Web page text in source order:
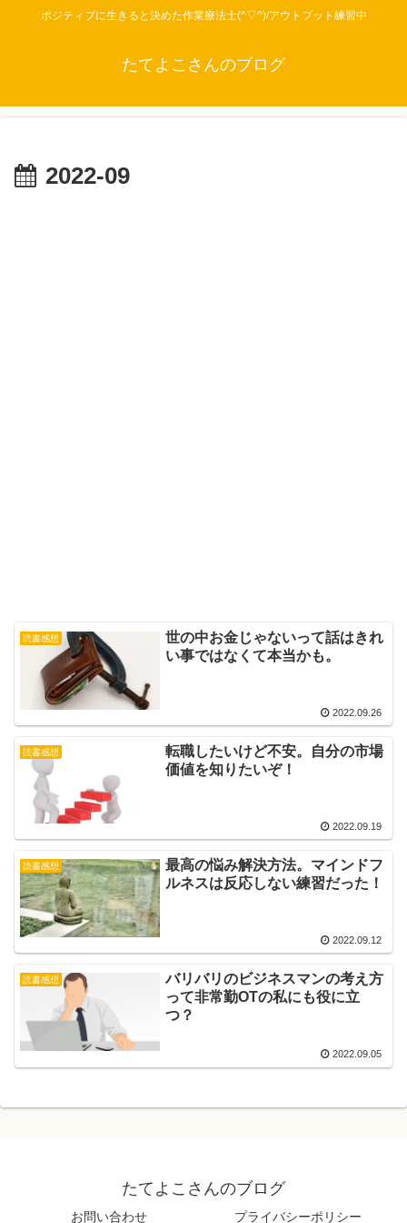
ポジティブに生きると決めた作業療法士(^▽^)/アウトプット練習中
たてよこさんのブログ
2022-09
読書感想
世の中お金じゃないって話はきれ
い事ではなくて本当かも。
2022.09.26
読書感想
転職したいけど不安。自分の市場
価値を知りたいぞ！
2022.09.19
読書感想
最高の悩み解決方法。マインドフ
ルネスは反応しない練習だった！
2022.09.12
読書感想
バリバリのビジネスマンの考え方
って非常勤OTの私にも役に立
つ？
2022.09.05
たてよこさんのブログ
お問い合わせ プライバシーポリシー